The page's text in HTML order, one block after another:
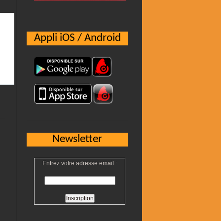
Appli iOS / Android
Newsletter
Entrez votre adresse email :